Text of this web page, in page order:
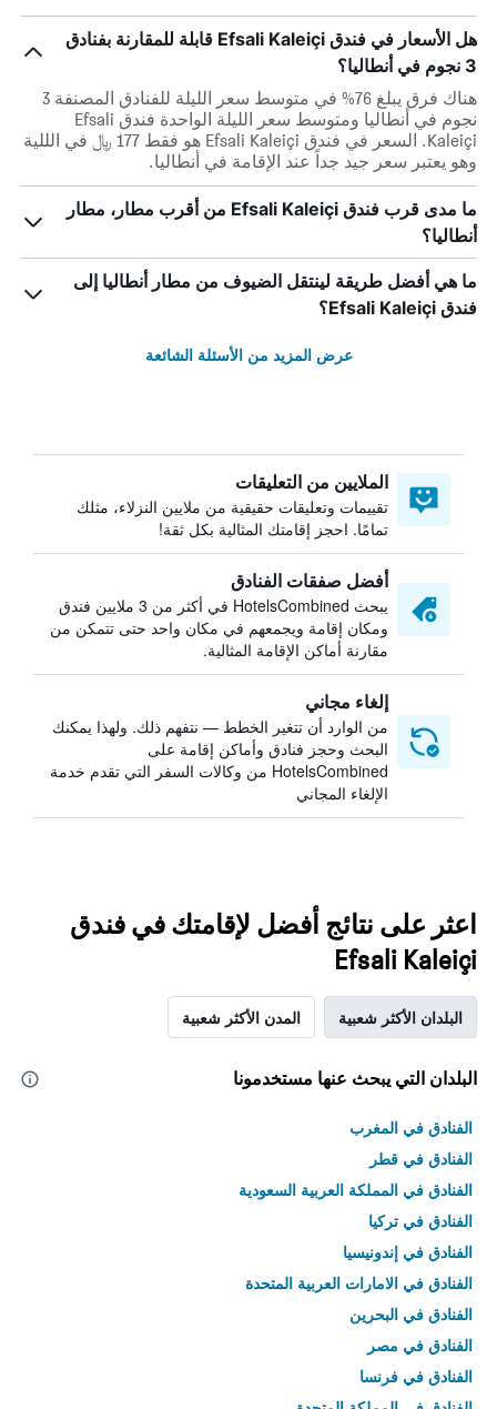
هل الأسعار في فندق Efsali Kaleiçi قابلة للمقارنة بفنادق
3 نجوم في أنطاليا؟
هناك فرق يبلغ 76% في متوسط ​​سعر الليلة للفنادق المصنفة 3
نجوم في أنطاليا ومتوسط ​​سعر الليلة الواحدة فندق Efsali
Kaleiçi. السعر في فندق Efsali Kaleiçi هو فقط 177 ﷼ في الللية
وهو يعتبر سعر جيد جداً عند الإقامة في أنطاليا.
ما مدى قرب فندق Efsali Kaleiçi من أقرب مطار، مطار
أنطاليا؟
ما هي أفضل طريقة لينتقل الضيوف من مطار أنطاليا إلى
فندق Efsali Kaleiçi؟
عرض المزيد من الأسئلة الشائعة
الملايين من التعليقات
تقييمات وتعليقات حقيقية من ملايين النزلاء، مثلك
تمامًا. احجز إقامتك المثالية بكل ثقة!
أفضل صفقات الفنادق
يبحث HotelsCombined في أكثر من 3 ملايين فندق
ومكان إقامة ويجمعهم في مكان واحد حتى تتمكن من
مقارنة أماكن الإقامة المثالية.
إلغاء مجاني
من الوارد أن تتغير الخطط — نتفهم ذلك. ولهذا يمكنك
البحث وحجز فنادق وأماكن إقامة على
HotelsCombined من وكالات السفر التي تقدم خدمة
الإلغاء المجاني
اعثر على نتائج أفضل لإقامتك في فندق
Efsali Kaleiçi
البلدان الأكثر شعبية المدن الأكثر شعبية
البلدان التي يبحث عنها مستخدمونا
الفنادق في المغرب
الفنادق في قطر
الفنادق في المملكة العربية السعودية
الفنادق في تركيا
الفنادق في إندونيسيا
الفنادق في الامارات العربية المتحدة
الفنادق في البحرين
الفنادق في مصر
الفنادق في فرنسا